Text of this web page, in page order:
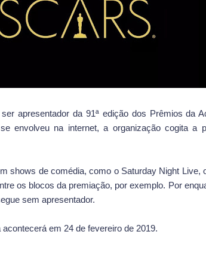
apresentador da 91ª edição dos Prêmios da
envolveu na internet, a organização cogita a
shows de comédia, como o Saturday Night Live,
os blocos da premiação, por exemplo. Por
sem apresentador.
em 24 de fevereiro de 2019.